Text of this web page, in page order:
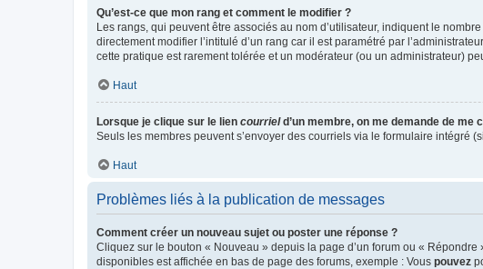
Qu’est-ce que mon rang et comment le modifier ?
Les rangs, qui peuvent être associés au nom d’utilisateur, indiquent le
directement modifier l’intitulé d’un rang car il est paramétré par
cette pratique est rarement tolérée et un modérateur (ou un administrateur)
Haut
Lorsque je clique sur le lien courrield’un membre, on me demande de me
Seuls les membres peuvent s’envoyer des courriels via le formulaire intégré
Haut
Problèmes liés à la publication de messages
Comment créer un nouveau sujet ou poster une réponse ?
Cliquez sur le bouton « Nouveau » depuis la page d’un forum ou «
disponibles est affichée en bas de page des forums, exemple : Vous pouvez